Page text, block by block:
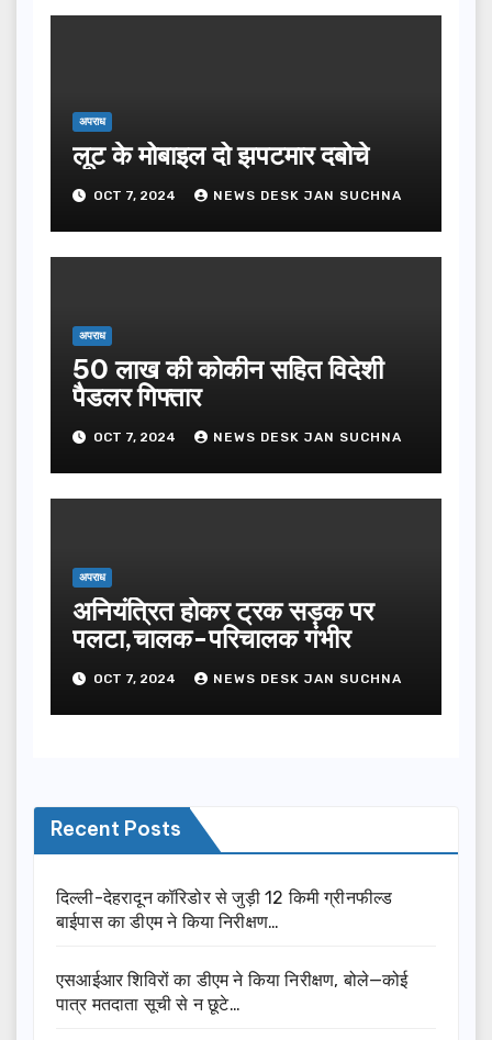
अपराध
लूट के मोबाइल दो झपटमार दबोचे
OCT 7, 2024 NEWS DESK JAN SUCHNA
अपराध
50 लाख की कोकीन सहित विदेशी
पैडलर गिफ्तार
OCT 7, 2024 NEWS DESK JAN SUCHNA
अपराध
अनियंत्रित होकर ट्रक सड़क पर
पलटा,चालक-परिचालक गंभीर
OCT 7, 2024 NEWS DESK JAN SUCHNA
Recent Posts
दिल्ली-देहरादून कॉरिडोर से जुड़ी 12 किमी ग्रीनफील्ड
बाईपास का डीएम ने किया निरीक्षण…
एसआईआर शिविरों का डीएम ने किया निरीक्षण, बोले—कोई
पात्र मतदाता सूची से न छूटे…